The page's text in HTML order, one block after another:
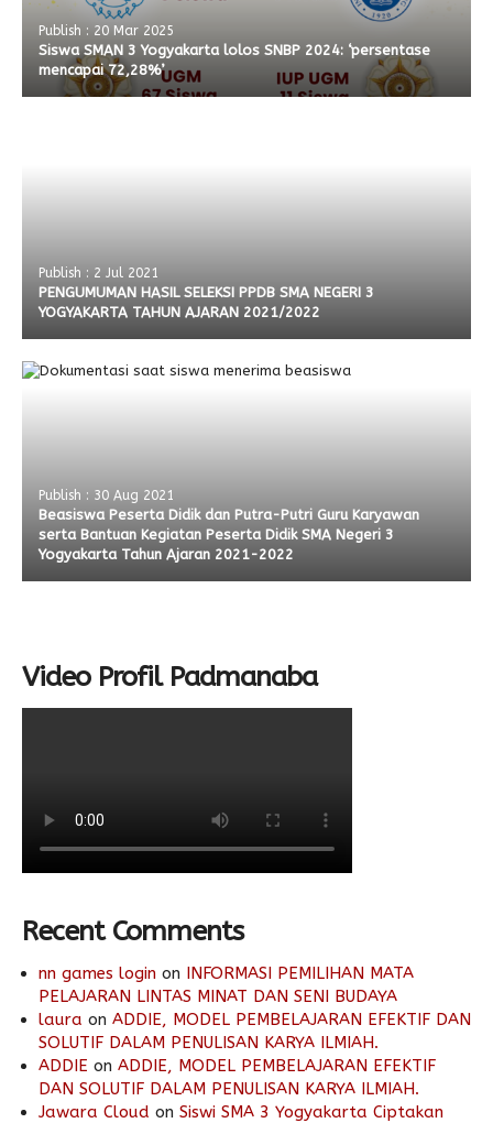
Publish : 20 Mar 2025
Siswa SMAN 3 Yogyakarta lolos SNBP 2024: ‘persentase
mencapai 72,28%’
Publish : 2 Jul 2021
PENGUMUMAN HASIL SELEKSI PPDB SMA NEGERI 3
YOGYAKARTA TAHUN AJARAN 2021/2022
Publish : 30 Aug 2021
Beasiswa Peserta Didik dan Putra-Putri Guru Karyawan
serta Bantuan Kegiatan Peserta Didik SMA Negeri 3
Yogyakarta Tahun Ajaran 2021-2022
Video Profil Padmanaba
Recent Comments
nn games login on INFORMASI PEMILIHAN MATA
PELAJARAN LINTAS MINAT DAN SENI BUDAYA
laura on ADDIE, MODEL PEMBELAJARAN EFEKTIF DAN
SOLUTIF DALAM PENULISAN KARYA ILMIAH.
ADDIE on ADDIE, MODEL PEMBELAJARAN EFEKTIF
DAN SOLUTIF DALAM PENULISAN KARYA ILMIAH.
Jawara Cloud on Siswi SMA 3 Yogyakarta Ciptakan